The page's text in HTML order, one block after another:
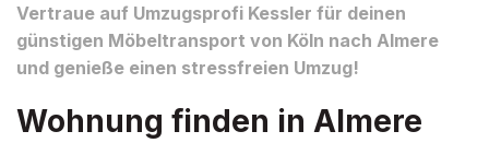
Vertraue auf Umzugsprofi Kessler für deinen
günstigen Möbeltransport von Köln nach Almere
und genieße einen stressfreien Umzug!
Wohnung finden in Almere